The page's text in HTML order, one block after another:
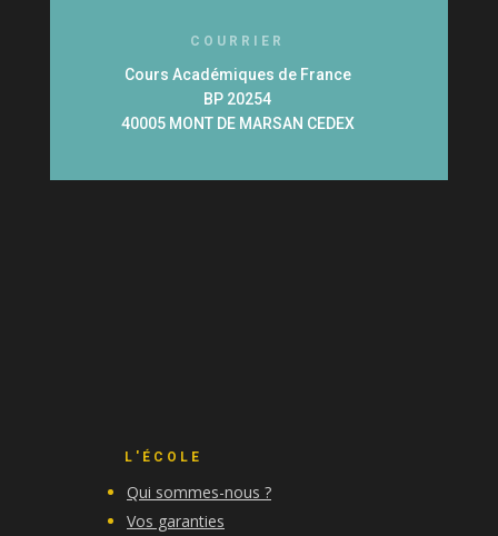
COURRIER
Cours Académiques de France
BP 20254
40005 MONT DE MARSAN CEDEX
L'ÉCOLE
Qui sommes-nous ?
Vos garanties